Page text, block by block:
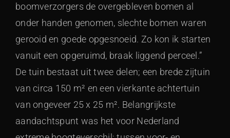
boomverzorgers de overgebleven bomen al
onder handen genomen, slechte bomen waren
gerooid en goede opgesnoeid. Zo kon ik starten
vanuit een opgeruimd, braak liggend perceel.”
De tuin bestaat uit twee delen; een brede zijtuin
van circa 150 m² en een vierkante achtertuin
van ongeveer 25 x 25 m². Belangrijkste
aandachtspunt was het voor Nederland